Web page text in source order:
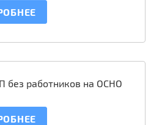
без работников на ОСНО